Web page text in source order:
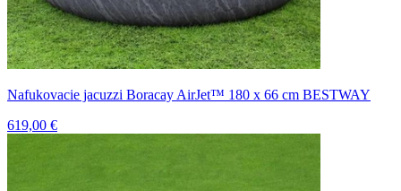
Nafukovacie jacuzzi Boracay AirJet™ 180 x 66 cm BESTWAY
619,00 €